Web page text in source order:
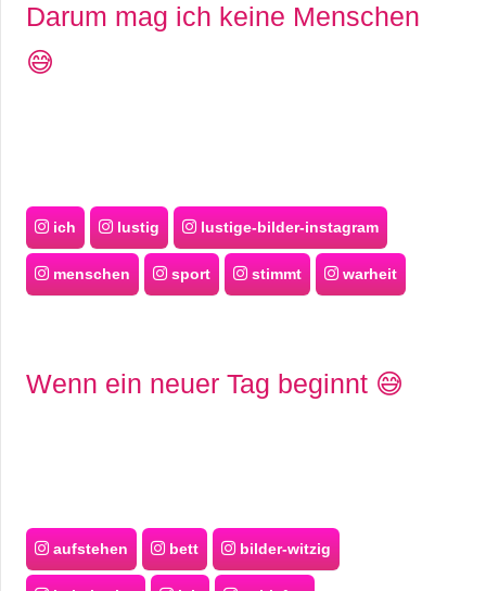
Darum mag ich keine Menschen
😅
ich lustig lustige-bilder-instagram
menschen sport stimmt warheit
Wenn ein neuer Tag beginnt 😅
aufstehen bett bilder-witzig